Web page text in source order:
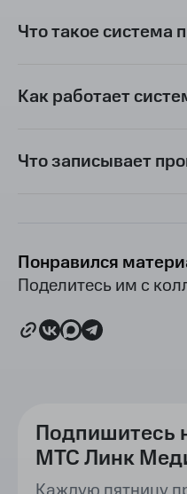
Что такое система
Как работает
Что записывает
Понравился
Поделитесь им с
Подпишитесь
МТС Линк